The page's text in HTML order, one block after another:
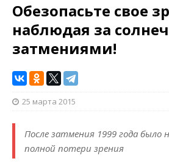
Обезопасьте свое
наблюдая за
затмениями!
25 марта 2015
После затмения 1999 года было
полной потери зрения